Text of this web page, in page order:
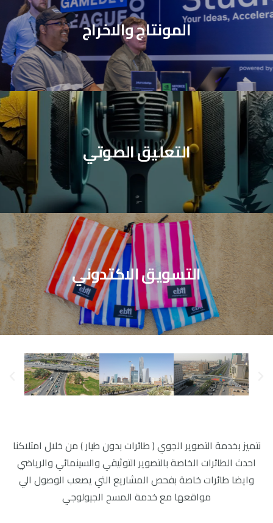
المونتاج والاخراج
التعليق الصوتي
التسويق الاكتدوني
نتميز بخدمة التصوير الجوي ( طائرات بدون طيار ) من خلال امتلاكنا
احدث الطائرات الخاصة بالتصوير التوثيقي والسينمائي والرياضي
وايضا طائرات خاصة بفحص المشاريع التي يصعب الوصول الي
مواقعها مع خدمة المسح الجيولوجي